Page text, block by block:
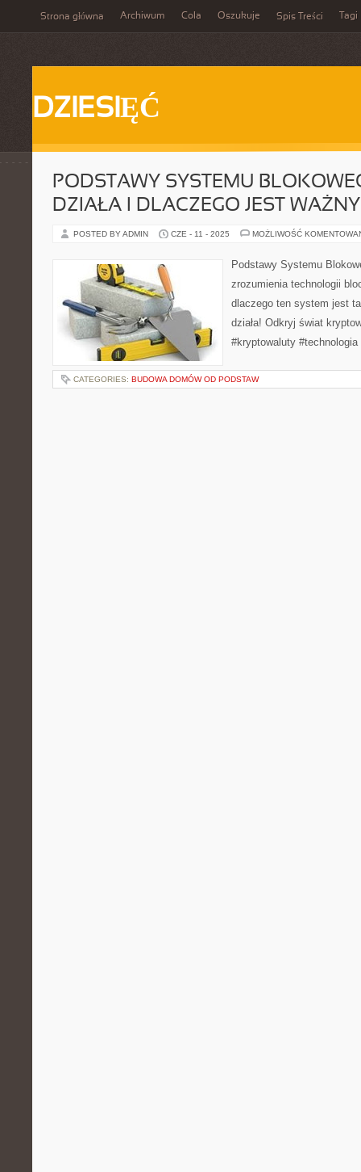
Strona główna Archiwum Cola Oszukuje Spis Treści Tagi
DZIESIĘĆ
PODSTAWY SYSTEMU
DZIAŁA I DLACZEGO JEST WAŻNY
POSTED BY ADMIN CZE - 11 - 2025 MOŻLIWOŚĆ
Podstawy Systemu
zrozumienia technologii
dlaczego ten system jest
działa! Odkryj świat
#kryptowaluty #technologia
CATEGORIES: BUDOWA DOMÓW OD PODSTAW